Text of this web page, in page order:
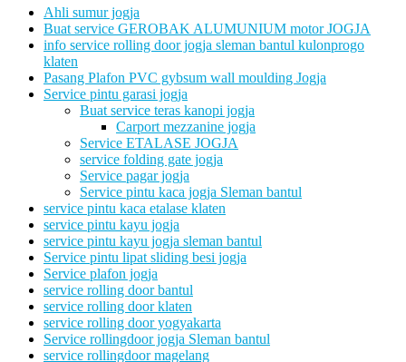
Ahli sumur jogja
Buat service GEROBAK ALUMUNIUM motor JOGJA
info service rolling door jogja sleman bantul kulonprogo
klaten
Pasang Plafon PVC gybsum wall moulding Jogja
Service pintu garasi jogja
Buat service teras kanopi jogja
Carport mezzanine jogja
Service ETALASE JOGJA
service folding gate jogja
Service pagar jogja
Service pintu kaca jogja Sleman bantul
service pintu kaca etalase klaten
service pintu kayu jogja
service pintu kayu jogja sleman bantul
Service pintu lipat sliding besi jogja
Service plafon jogja
service rolling door bantul
service rolling door klaten
service rolling door yogyakarta
Service rollingdoor jogja Sleman bantul
service rollingdoor magelang